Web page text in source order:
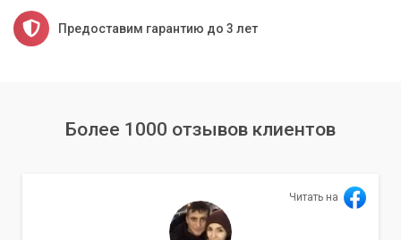
Предоставим гарантию до 3 лет
Более 1000 отзывов клиентов
Читать на